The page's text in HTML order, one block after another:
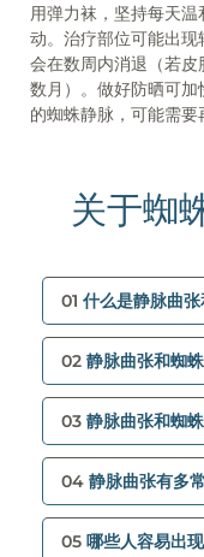
用弹力袜，坚持每天
动。治疗部位可能出
会在数周内消退（若
数月）。做好防晒可
的蜘蛛静脉，可能需要
关于蜘
01 什么是静脉曲
02 静脉曲张和蜘
03 静脉曲张和蜘
04 静脉曲张有多
05 哪些人容易出